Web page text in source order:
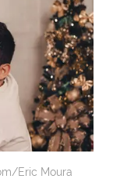
Eric Moura